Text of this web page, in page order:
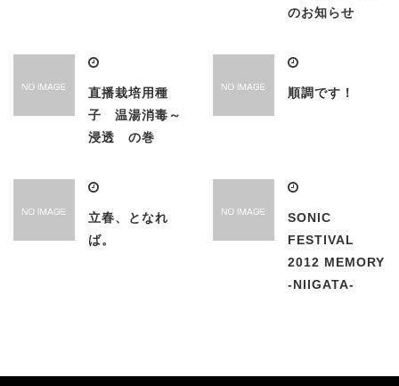
のお知らせ
直播栽培用種
子 温湯消毒～
浸透 の巻
順調です！
立春、となれ
ば。
SONIC
FESTIVAL
2012 MEMORY
-NIIGATA-